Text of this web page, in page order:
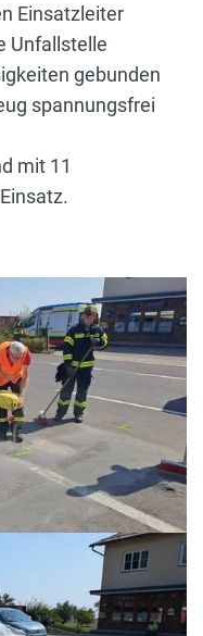
Einsatzleiter
Unfallstelle
gebunden
spannungsfrei
mit 11